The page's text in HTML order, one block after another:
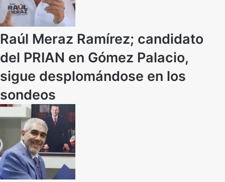
Raúl Meraz Ramírez; candidato
del PRIAN en Gómez Palacio,
sigue desplomándose en los
sondeos